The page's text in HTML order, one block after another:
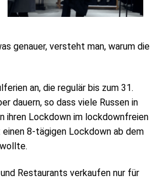
genauer, versteht man, warum die
an, die regulär bis zum 31.
dauern, so dass viele Russen in
ihren Lockdown im lockdownfreien
8-tägigen Lockdown ab dem
Restaurants verkaufen nur für